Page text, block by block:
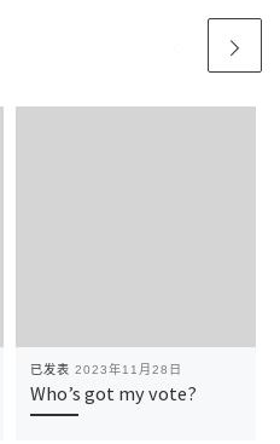
已发表 2023年11月28日
Who’s got my vote?